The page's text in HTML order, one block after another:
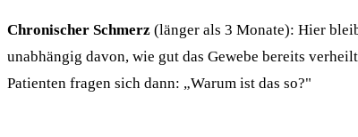
Chronischer Schmerz (länger als 3 Monate): Hier
unabhängig davon, wie gut das Gewebe bereits
Patienten fragen sich dann: „Warum ist das so?"